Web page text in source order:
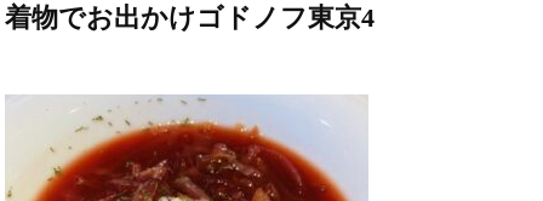
着物でお出かけゴドノフ東京4